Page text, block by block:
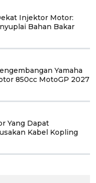
Injektor Motor:
Bahan Bakar
Yamaha
850cc MotoGP 2027
Yang Dapat
Kabel Kopling